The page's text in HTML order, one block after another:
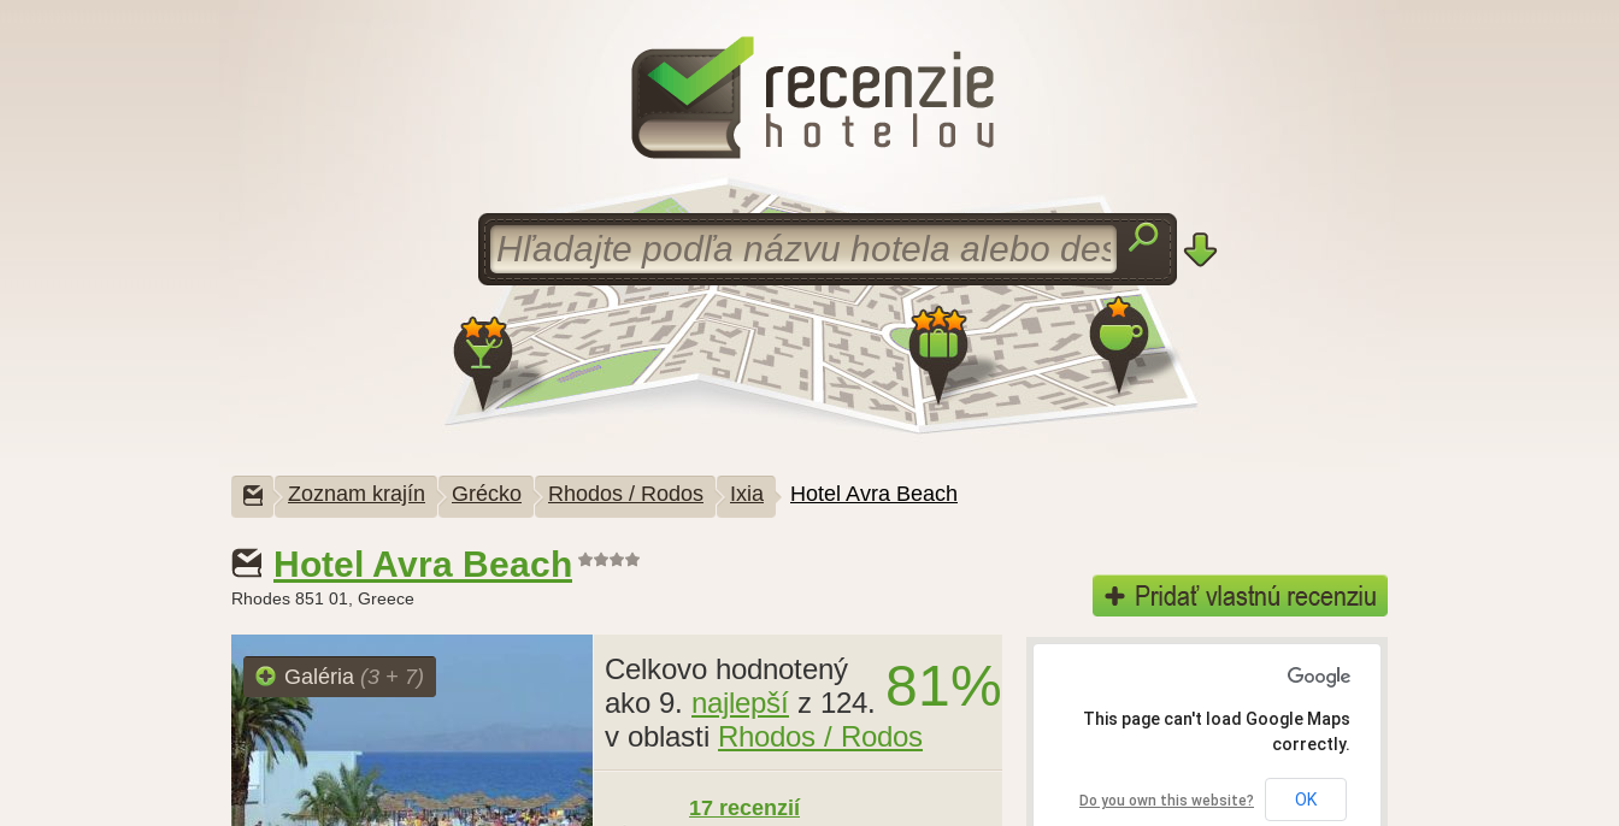
Zoznam krajín Grécko Rhodos / Rodos Ixia Hotel Avra Beach
Hotel Avra Beach
Rhodes 851 01, Greece
Galéria (3 + 7) 81%
Celkovo hodnotený
ako 9. najlepší z 124.
v oblasti Rhodos / Rodos
17 recenzií
This page can't load Google Maps
correctly.
Do you own this website? OK